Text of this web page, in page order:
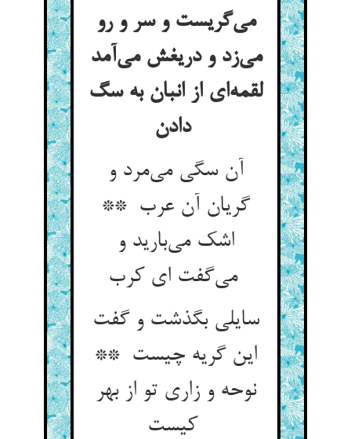
می‌گریست و سر و رو
می‌زد و دریغش می‌آمد
لقمه‌ای از انبان به سگ
دادن
آن سگی می‌مرد و
گریان آن عرب **
اشک می‌بارید و
می‌گفت ای کرب
سایلی بگذشت و گفت
این گریه چیست **
نوحه و زاری تو از بهر